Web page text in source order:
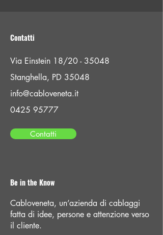
Contatti
Via Einstein 18/20 - 35048
Stanghella, PD 35048
info@cabloveneta.it
0425 95777
Contatti
Be in the Know
Cabloveneta, un’azienda di cablaggi
fatta di idee, persone e attenzione verso
il cliente.